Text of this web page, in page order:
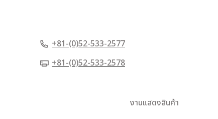
+81-(0)52-533-2577
+81-(0)52-533-2578
งานแสดงสินค้า